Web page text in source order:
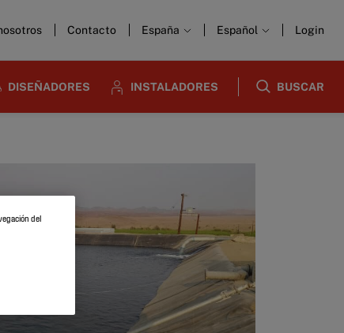
Contacto España Español Login
DISEÑADORES INSTALADORES BUSCAR
del